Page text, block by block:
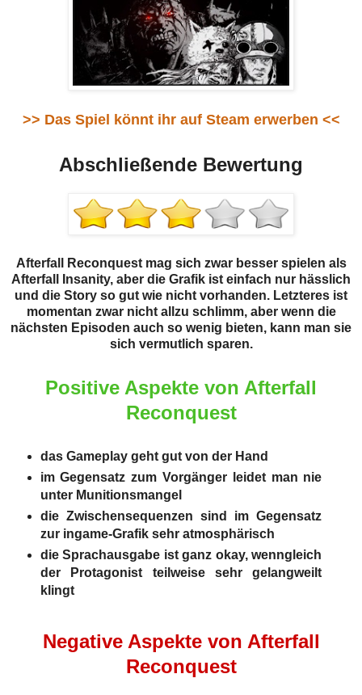
>> Das Spiel könnt ihr auf Steam erwerben <<
Abschließende Bewertung
Afterfall Reconquest mag sich zwar besser spielen als
Afterfall Insanity, aber die Grafik ist einfach nur hässlich
und die Story so gut wie nicht vorhanden. Letzteres ist
momentan zwar nicht allzu schlimm, aber wenn die
nächsten Episoden auch so wenig bieten, kann man sie
sich vermutlich sparen.
Positive Aspekte von Afterfall
Reconquest
das Gameplay geht gut von der Hand
im Gegensatz zum Vorgänger leidet man nie
unter Munitionsmangel
die Zwischensequenzen sind im Gegensatz
zur ingame-Grafik sehr atmosphärisch
die Sprachausgabe ist ganz okay, wenngleich
der Protagonist teilweise sehr gelangweilt
klingt
Negative Aspekte von Afterfall
Reconquest